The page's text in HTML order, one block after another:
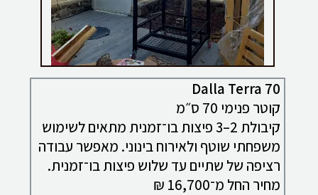
Dalla Terra 70
קוטר פנימי 70 ס״מ
קיבולת 2–3 פיצות בו־זמנית מתאים לשימוש
משפחתי שוטף ולאירוח בינוני. מאפשר עבודה
רציפה של שתיים עד שלוש פיצות בו־זמנית.
מחיר החל מ־16,700 ₪